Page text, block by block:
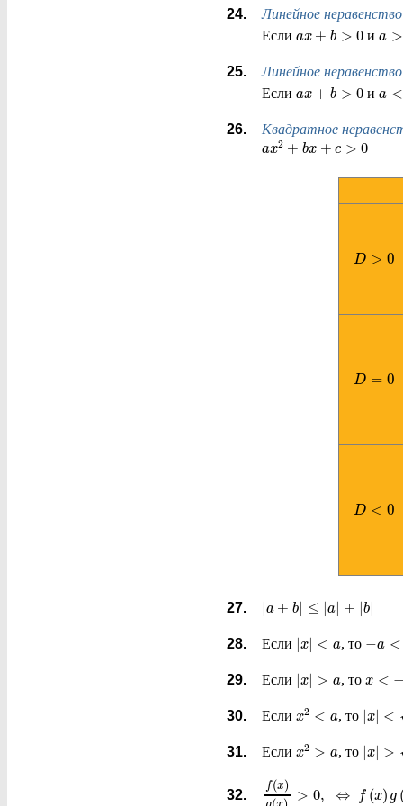
Линейное
Если ax + b > 0 иa >
Линейное
Если ax + b > 0 иa <
Квадратное
ax2 + bx + c > 0
D > 0
D = 0
D < 0
|a + b| ≤ |a| + |b|
Если |x| < a, то −a <
Если |x| > a, то x <
Если x2 < a, то |x| <
Если x2 > a, то |x| >
f(x)
> 0, ⇔ f (x) g